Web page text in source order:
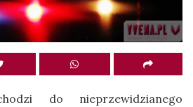
do nieprzewidzianego